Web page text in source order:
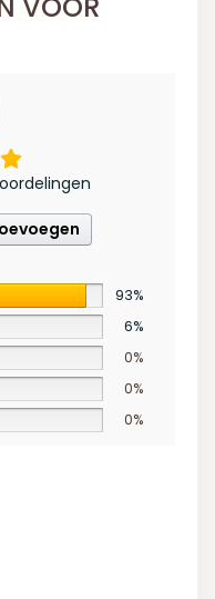
VOOR
93%
6%
0%
0%
0%